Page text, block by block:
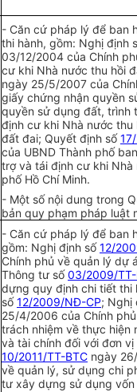
- Căn cứ pháp lý để ban
thi hành, gồm: Nghị định
03/12/2004 của Chính
cư khi Nhà nước thu hồi
ngày 25/5/2007 của
giấy chứng nhận quyền
quyền sử dụng đất, trình
định cư khi Nhà nước
đất đai; Quyết định số
của UBND Thành phố
trợ và tái định cư khi
phố Hồ Chí Minh.
- Một số nội dung trong
bản quy phạm pháp luật
- Căn cứ pháp lý để ban
gồm: Nghị định số12/
Chính phủ về quản lý dự
Thông tư số03/2009/TT-
dựng quy định chi tiết thi
số12/2009/NĐ-CP; Nghị
25/4/2006 của Chính
trách nhiệm về thực hiện
và tài chính đối với đơn
10/2011/TT-BTC ngày
về quản lý, sử dụng chi
tư xây dựng sử dụng vốn